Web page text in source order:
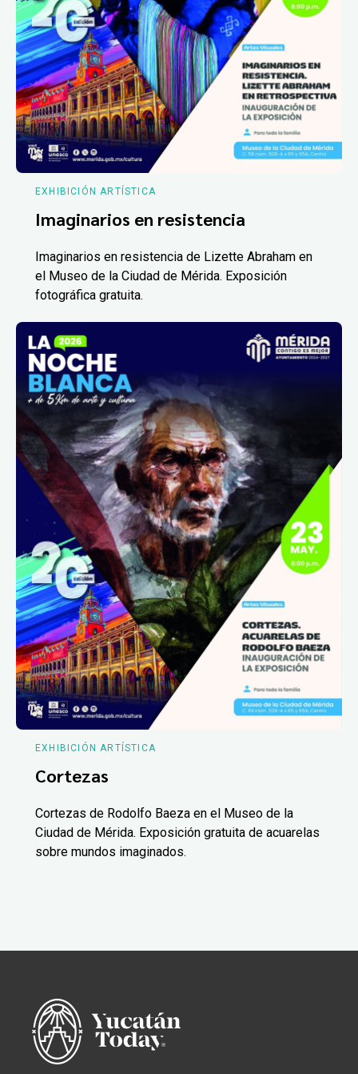
EXHIBICIÓN ARTÍSTICA
Imaginarios en resistencia
Imaginarios en resistencia de Lizette Abraham en
el Museo de la Ciudad de Mérida. Exposición
fotográfica gratuita.
EXHIBICIÓN ARTÍSTICA
Cortezas
Cortezas de Rodolfo Baeza en el Museo de la
Ciudad de Mérida. Exposición gratuita de acuarelas
sobre mundos imaginados.